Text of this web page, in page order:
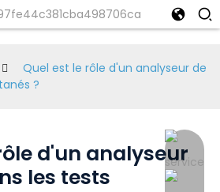
Quel est le rôle d'un analyseur de
?
d'un analyseur
les tests